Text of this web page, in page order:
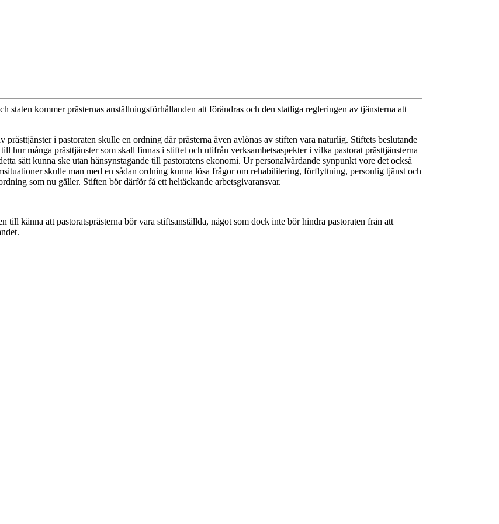
staten kommer prästernas anställningsförhållanden att förändras och den statliga regleringen av tjänsterna att
i pastoraten skulle en ordning där prästerna även avlönas av stiften vara naturlig. Stiftets beslutande
hur många prästtjänster som skall finnas i stiftet och utifrån verksamhetsaspekter i vilka pastorat prästtjänsterna
sätt kunna ske utan hänsynstagande till pastoratens ekonomi. Ur personalvårdande synpunkt vore det också
skulle man med en sådan ordning kunna lösa frågor om rehabilitering, förflyttning, personlig tjänst och
som nu gäller. Stiften bör därför få ett heltäckande arbetsgivaransvar.
till känna att pastoratsprästerna bör vara stiftsanställda, något som dock inte bör hindra pastoraten från att